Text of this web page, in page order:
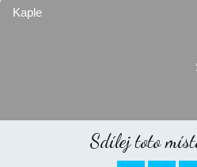
Kaple
Sdílej toto